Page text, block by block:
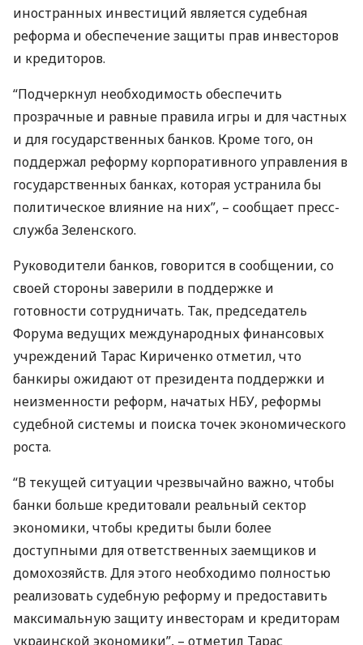
иностранных инвестиций является судебная
реформа и обеспечение защиты прав инвесторов
и кредиторов.
“Подчеркнул необходимость обеспечить
прозрачные и равные правила игры и для частных
и для государственных банков. Кроме того, он
поддержал реформу корпоративного управления в
государственных банках, которая устранила бы
политическое влияние на них”, – сообщает пресс-
служба Зеленского.
Руководители банков, говорится в сообщении, со
своей стороны заверили в поддержке и
готовности сотрудничать. Так, председатель
Форума ведущих международных финансовых
учреждений Тарас Кириченко отметил, что
банкиры ожидают от президента поддержки и
неизменности реформ, начатых НБУ, реформы
судебной системы и поиска точек экономического
роста.
“В текущей ситуации чрезвычайно важно, чтобы
банки больше кредитовали реальный сектор
экономики, чтобы кредиты были более
доступными для ответственных заемщиков и
домохозяйств. Для этого необходимо полностью
реализовать судебную реформу и предоставить
максимальную защиту инвесторам и кредиторам
украинской экономики”, – отметил Тарас